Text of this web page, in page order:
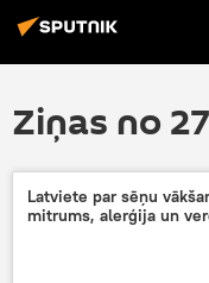
Ziņas no
Latviete par sēņu
mitrums, alerģija un